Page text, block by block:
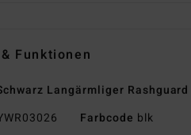
Funktionen
Langärmliger Rashguard
Farbcode blk